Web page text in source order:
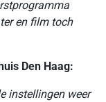
en film toch
Den Haag:
instellingen weer